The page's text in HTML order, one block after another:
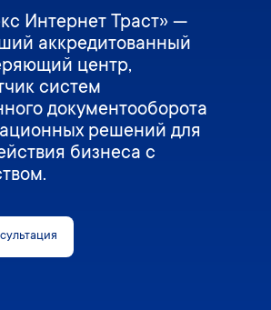
Интернет Траст» —
аккредитованный
центр,
систем
документооборота
решений для
бизнеса с